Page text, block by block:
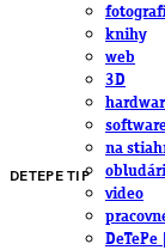
knihy
web
3D
na
video
DeTePe
DETEPE TIP